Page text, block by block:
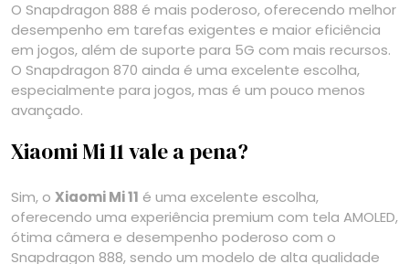
O Snapdragon 888 é mais poderoso, oferecendo melhor
desempenho em tarefas exigentes e maior eficiência
em jogos, além de suporte para 5G com mais recursos.
O Snapdragon 870 ainda é uma excelente escolha,
especialmente para jogos, mas é um pouco menos
avançado.
Xiaomi Mi 11 vale a pena?
Sim, o Xiaomi Mi 11 é uma excelente escolha,
oferecendo uma experiência premium com tela AMOLED,
ótima câmera e desempenho poderoso com o
Snapdragon 888, sendo um modelo de alta qualidade